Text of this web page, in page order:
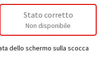
Stato corretto
Non disponibile
dello schermo sulla scocca